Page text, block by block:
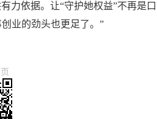
依据。让“守护她权益”不再是
业的劲头也更足了。”